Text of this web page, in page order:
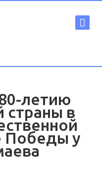
летию
в
Победы у